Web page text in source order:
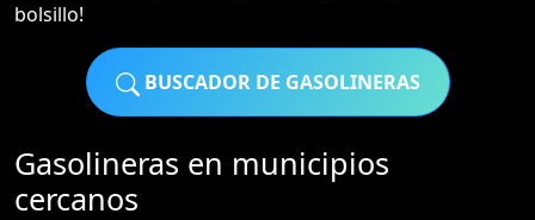
bolsillo!
BUSCADOR DE GASOLINERAS
Gasolineras en municipios
cercanos